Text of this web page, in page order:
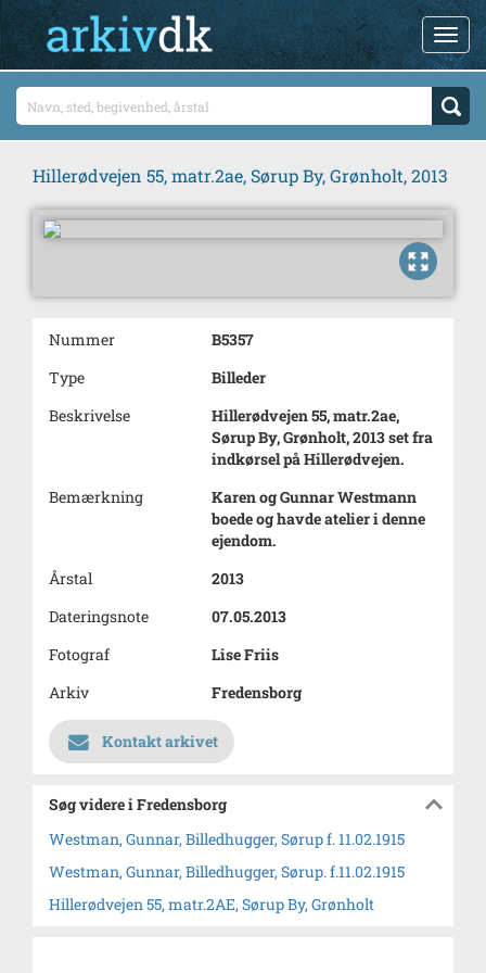
Hillerødvejen 55, matr.2ae, Sørup By, Grønholt, 2013
Nummer
B5357
Type
Billeder
Beskrivelse
Hillerødvejen 55, matr.2ae,
Sørup By, Grønholt, 2013 set fra
indkørsel på Hillerødvejen.
Bemærkning
Karen og Gunnar Westmann
boede og havde atelier i denne
ejendom.
Årstal
2013
Dateringsnote
07.05.2013
Fotograf
Lise Friis
Arkiv
Fredensborg
Kontakt arkivet
Søg videre i Fredensborg
Westman, Gunnar, Billedhugger, Sørup f. 11.02.1915
Westman, Gunnar, Billedhugger, Sørup. f.11.02.1915
Hillerødvejen 55, matr.2AE, Sørup By, Grønholt